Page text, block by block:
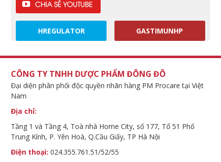
HREGULATOR GASTIMUNHP
CÔNG TY TNHH DƯỢC PHẨM ĐÔNG ĐÔ
Đại diện phân phối độc quyền nhãn hàng PM Procare tại Việt
Nam
Địa chỉ:
Tầng 1 và Tầng 4, Toà nhà Home City, số 177, Tổ 51 Phố
Trung Kính, P. Yên Hoà, Q.Cầu Giấy, TP Hà Nội
Điện thoại: 024.355.761.51/52/55